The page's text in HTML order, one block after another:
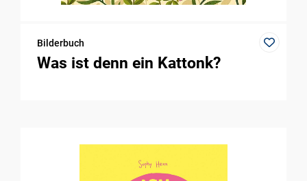
Bilderbuch
Was ist denn ein Kattonk?